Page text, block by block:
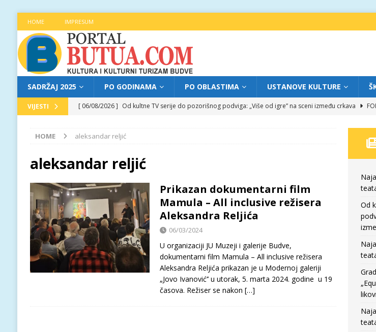
HOME IMPRESUM
SADRŽAJ 2025 PO GODINAMA PO OBLASTIMA USTANOVE KULTURE
VIJESTI [ 06/08/2026 ] Od kultne TV serije do pozorišnog podviga: „Više od igre” na sceni između crkava
[ 05/08/2026 ] Grad, voda, drvo i čovjek: „Equilibrium“ otvorio novo poglavlje likovnog programa
[ 04/08/2026 ]
Najava programa XL festivala „Grad teatar“ za srijedu, 5. avgust
Najava programa XL festivala „Grad teatar“ za petak, 7. avgust
HOME aleksandar reljić
aleksandar reljić
Prikazan dokumentarni film
Mamula – All inclusive režisera
Aleksandra Reljića
06/03/2024
U organizaciji JU Muzeji i galerije Budve,
dokumentarni film Mamula – All inclusive režisera
Aleksandra Reljića prikazan je u Modernoj galeriji
„Jovo Ivanović’’ u utorak, 5. marta 2024. godine u 19
časova. Režiser se nakon […]
Od